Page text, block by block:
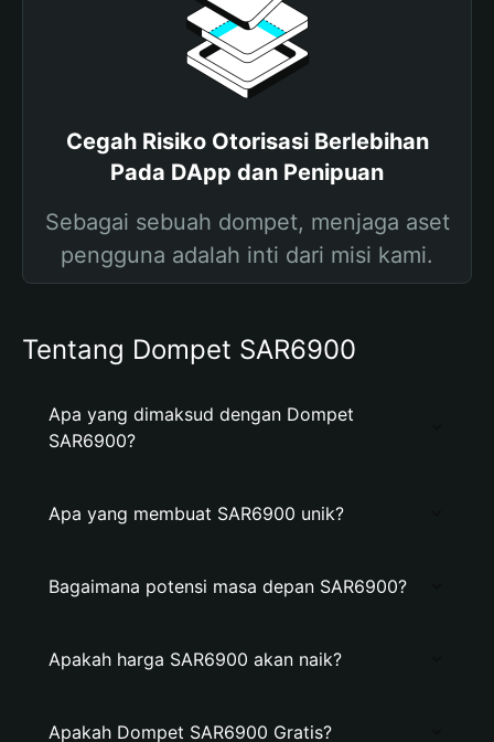
Cegah Risiko Otorisasi Berlebihan
Pada DApp dan Penipuan
Sebagai sebuah dompet, menjaga aset
pengguna adalah inti dari misi kami.
Tentang Dompet SAR6900
Apa yang dimaksud dengan Dompet
SAR6900?
Apa yang membuat SAR6900 unik?
Bagaimana potensi masa depan SAR6900?
Apakah harga SAR6900 akan naik?
Apakah Dompet SAR6900 Gratis?